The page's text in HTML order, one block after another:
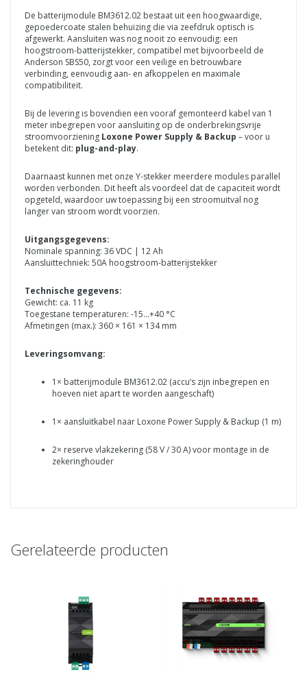
De batterijmodule BM3612.02 bestaat uit een hoogwaardige,
gepoedercoate stalen behuizing die via zeefdruk optisch is
afgewerkt. Aansluiten was nog nooit zo eenvoudig: een
hoogstroom-batterijstekker, compatibel met bijvoorbeeld de
Anderson SBS50, zorgt voor een veilige en betrouwbare
verbinding, eenvoudig aan- en afkoppelen en maximale
compatibiliteit.
Bij de levering is bovendien een vooraf gemonteerd kabel van 1
meter inbegrepen voor aansluiting op de onderbrekingsvrije
stroomvoorziening Loxone Power Supply & Backup – voor u
betekent dit: plug-and-play.
Daarnaast kunnen met onze Y-stekker meerdere modules parallel
worden verbonden. Dit heeft als voordeel dat de capaciteit wordt
opgeteld, waardoor uw toepassing bij een stroomuitval nog
langer van stroom wordt voorzien.
Uitgangsgegevens:
Nominale spanning: 36 VDC | 12 Ah
Aansluittechniek: 50A hoogstroom-batterijstekker
Technische gegevens:
Gewicht: ca. 11 kg
Toegestane temperaturen: -15…+40 °C
Afmetingen (max.): 360 × 161 × 134 mm
Leveringsomvang:
1× batterijmodule BM3612.02 (accu’s zijn inbegrepen en
hoeven niet apart te worden aangeschaft)
1× aansluitkabel naar Loxone Power Supply & Backup (1 m)
2× reserve vlakzekering (58 V / 30 A) voor montage in de
zekeringhouder
Gerelateerde producten